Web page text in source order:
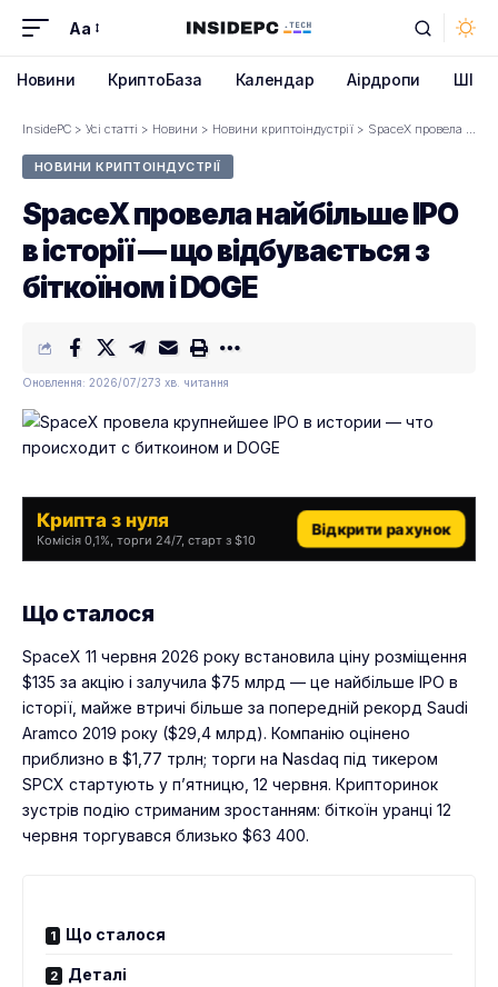
Font
Aa
Новини КриптоБаза Календар Аірдропи ШІ
InsidePC > Усі статті > Новини > Новини криптоіндустрії > SpaceX провела найбільше IPO в історії — що відбувається з біткоїном і DOGE
НОВИНИ КРИПТОІНДУСТРІЇ
SpaceX провела найбільше IPO
в історії — що відбувається з
біткоїном і DOGE
Оновлення: 2026/07/273 хв. читання
Крипта з нуля
Комісія 0,1%, торги 24/7, старт з $10
Відкрити рахунок
Що сталося
SpaceX 11 червня 2026 року встановила ціну розміщення
$135 за акцію і залучила $75 млрд — це найбільше IPO в
історії, майже втричі більше за попередній рекорд Saudi
Aramco 2019 року ($29,4 млрд). Компанію оцінено
приблизно в $1,77 трлн; торги на Nasdaq під тикером
SPCX стартують у п’ятницю, 12 червня. Крипторинок
зустрів подію стриманим зростанням: біткоїн уранці 12
червня торгувався близько $63 400.
Що сталося
Деталі